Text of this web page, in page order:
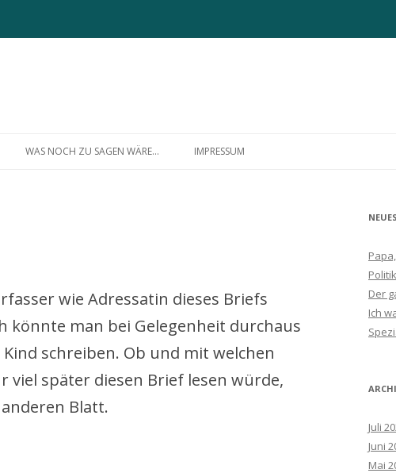
Inhalt
WAS NOCH ZU SAGEN WÄRE… IMPRESSUM
wie Adressatin dieses Briefs
könnte man bei Gelegenheit durchaus
schreiben. Ob und mit welchen
viel später diesen Brief lesen würde,
Blatt.
Der
Ich
Juli
Juni
Mai